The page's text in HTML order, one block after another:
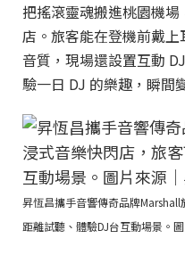
把搖滾靈魂搬進桃園機
店。旅客能在登機前戴
音質，現場還設置互動
驗一日 DJ 的樂趣，瞬間
昇恆昌攜手音響傳奇品牌
距離試聽、體驗DJ台互動場景。